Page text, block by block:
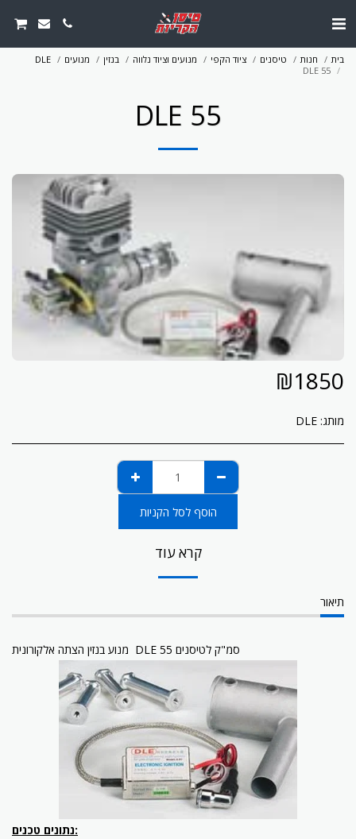
בית חנות טיסנים ציוד הקפי מנועים וציוד נלווה בנזין מנועים
DLE
DLE 55
DLE 55
₪1850
מותג: DLE
הוסף לסל הקניות
קרא עוד
תיאור
נתונים טכנים: